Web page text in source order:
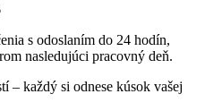
s odoslaním do 24 hodín,
nasledujúci pracovný deň.
– každý si odnese kúsok vašej